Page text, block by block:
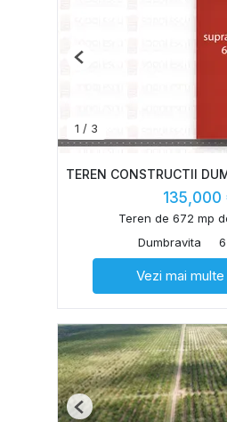
1 / 3
Previous
TEREN CONSTRUCTII
135,000
Teren de 672 mp
Dumbravita
Vezi mai
Previous